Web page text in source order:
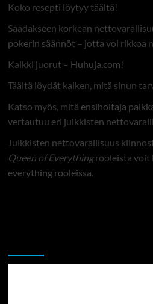
Koko resepti löytyy täältä!
Saadakseen korkean
pokerin säännöt– jotta voi rikkoa
Kaikki juorut – Huhuja.com!
Täältä löydät kaiken, mitä sinun
Katso myös, mitä ensihoitaja
vertautuu eri julkkisten
Julkkisten nettovarallisuus
Queen of Everythingrooleista voit
everything rooleissa.